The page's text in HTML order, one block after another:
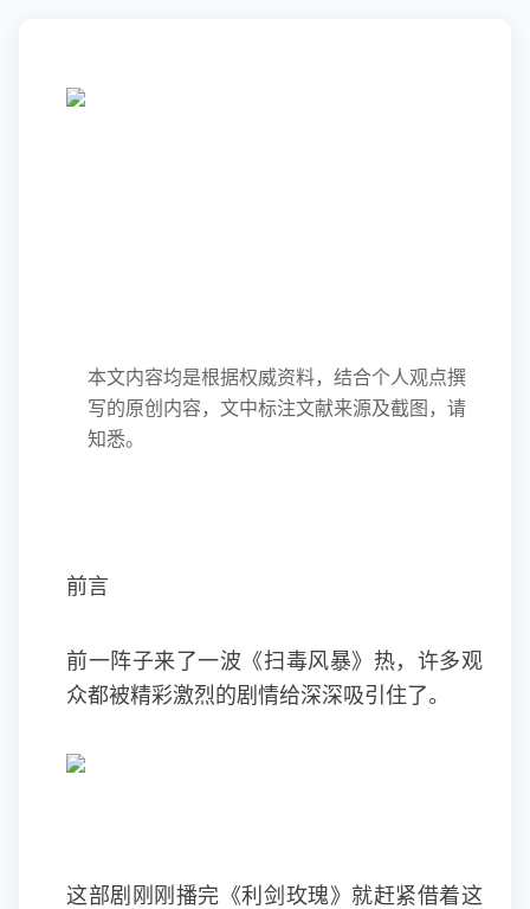
本文内容均是根据权威资料，结合个人观点撰
写的原创内容，文中标注文献来源及截图，请
知悉。
前言
前一阵子来了一波《扫毒风暴》热，许多观
众都被精彩激烈的剧情给深深吸引住了。
这部剧刚刚播完《利剑玫瑰》就赶紧借着这